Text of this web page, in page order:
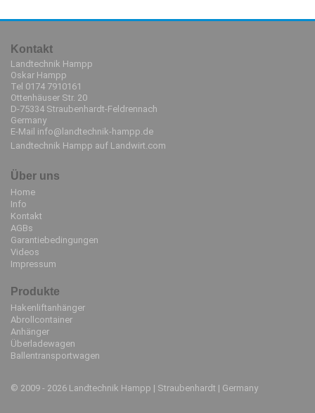
Kontakt
Landtechnik Hampp
Oskar Hampp
Tel 0174 7910161
Ottenhäuser Str. 20
D-75334 Straubenhardt-Feldrennach
Germany
E-Mail info@landtechnik-hampp.de
Landtechnik Hampp auf Landwirt.com
Über uns
Navigation
überspringen
Home
Info
Kontakt
AGBs
Garantiebedingungen
Videos
Impressum
Produkte
Navigation
überspringen
Hakenliftanhänger
Abrollcontainer
Anhänger
Überladewagen
Ballentransportwagen
© 2009 - 2026 Landtechnik Hampp | Straubenhardt | Germany